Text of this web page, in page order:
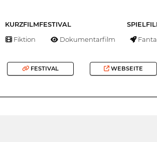
KURZFILMFESTIVAL
Fiktion Dokumentarfilm
FESTIVAL WEBSEITE